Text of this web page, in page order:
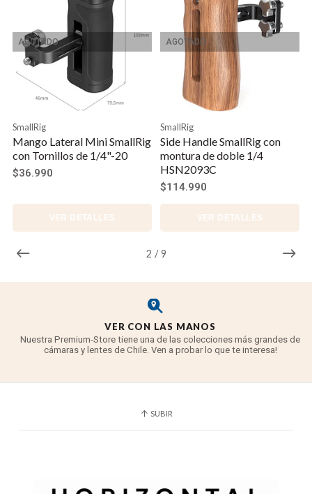
2 / 9
AGOTADO
SmallRig
Mango Lateral Mini SmallRig
con Tornillos de 1/4"-20
$36.990
VER DETALLES
AGOTADO
SmallRig
Side Handle SmallRig con
montura de doble 1/4
HSN2093C
$114.990
VER DETALLES
VER CON LAS MANOS
Nuestra Premium-Store tiene una de las colecciones más grandes de
cámaras y lentes de Chile. Ven a probar lo que te interesa!
SUBIR